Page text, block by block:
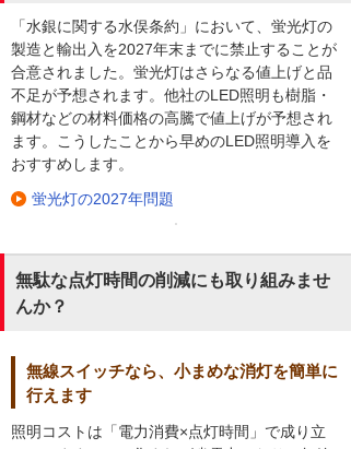
「水銀に関する水俣条約」において、蛍光灯の
製造と輸出入を2027年末までに禁止することが
合意されました。蛍光灯はさらなる値上げと品
不足が予想されます。他社のLED照明も樹脂・
鋼材などの材料価格の高騰で値上げが予想され
ます。こうしたことから早めのLED照明導入を
おすすめします。
蛍光灯の2027年問題
無駄な点灯時間の削減にも取り組みませ
んか？
無線スイッチなら、小まめな消灯を簡単に
行えます
照明コストは「電力消費×点灯時間」で成り立